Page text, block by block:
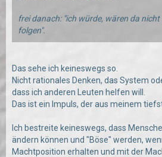
frei danach: "ich würde, wären da
folgen".
Das sehe ich keineswegs so.
Nicht rationales Denken, das System
dass ich anderen Leuten helfen will.
Das ist ein Impuls, der aus meinem
Ich bestreite keineswegs, dass
ändern können und "Böse" werden,
Machtposition erhalten und mit der